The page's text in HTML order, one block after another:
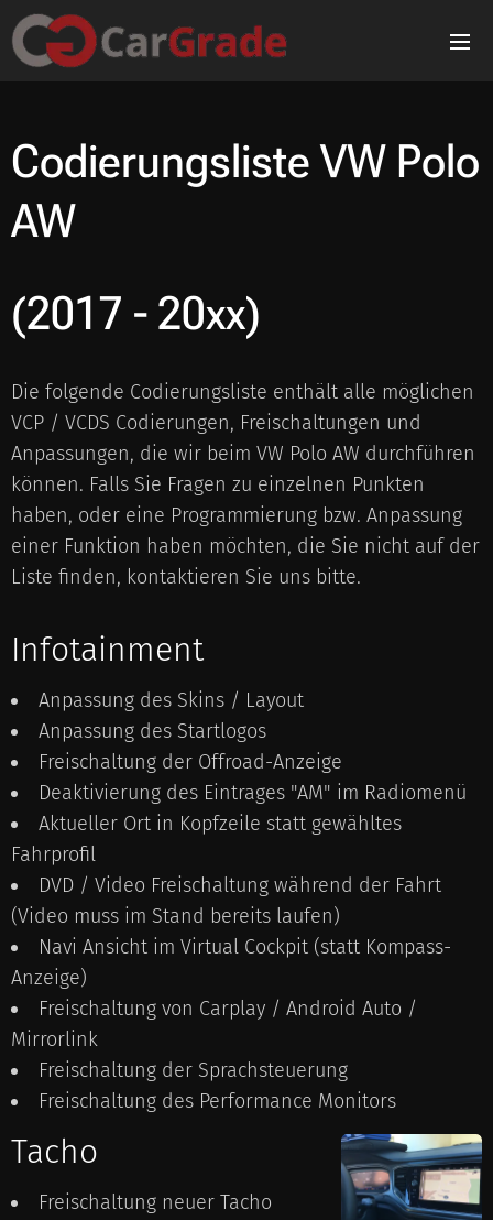
CodierungslisteVW Polo
AW
(2017 - 20xx)
Die folgende Codierungsliste enthält alle möglichen
VCP / VCDS Codierungen, Freischaltungen und
Anpassungen, die wir beim VW Polo AW durchführen
können. Falls Sie Fragen zu einzelnen Punkten
haben, oder eine Programmierung bzw. Anpassung
einer Funktion haben möchten, die Sie nicht auf der
Liste finden, kontaktieren Sie uns bitte.
Infotainment
Anpassung des Skins / Layout
Anpassung des Startlogos
Freischaltung der Offroad-Anzeige
Deaktivierung des Eintrages "AM" im Radiomenü
Aktueller Ort in Kopfzeile statt gewähltes
Fahrprofil
DVD / Video Freischaltung während der Fahrt
(Video muss im Stand bereits laufen)
Navi Ansicht im Virtual Cockpit (statt Kompass-
Anzeige)
Freischaltung von Carplay / Android Auto /
Mirrorlink
Freischaltung der Sprachsteuerung
Freischaltung des Performance Monitors
Tacho
Freischaltung neuer Tacho